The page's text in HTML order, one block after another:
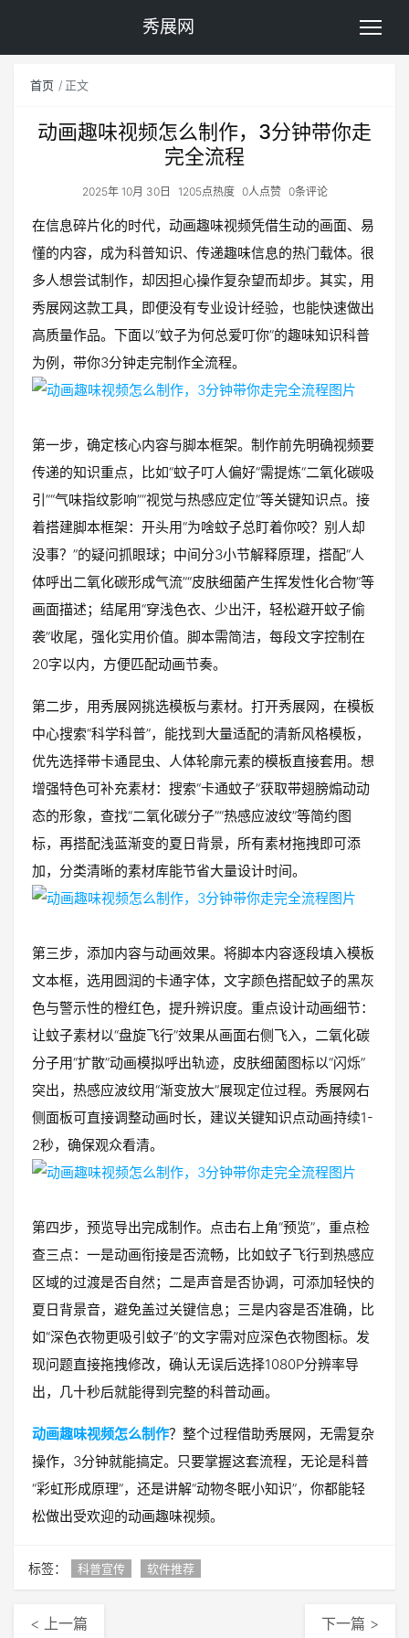
秀展网
首页 正文
动画趣味视频怎么制作，3分钟带你走
完全流程
2025年 10月 30日 1205点热度 0人点赞 0条评论
在信息碎片化的时代，动画趣味视频凭借生动的画面、易
懂的内容，成为科普知识、传递趣味信息的热门载体。很
多人想尝试制作，却因担心操作复杂望而却步。其实，用
秀展网这款工具，即便没有专业设计经验，也能快速做出
高质量作品。下面以“蚊子为何总爱叮你”的趣味知识科普
为例，带你3分钟走完制作全流程。
第一步，确定核心内容与脚本框架。制作前先明确视频要
传递的知识重点，比如“蚊子叮人偏好”需提炼“二氧化碳吸
引”“气味指纹影响”“视觉与热感应定位”等关键知识点。接
着搭建脚本框架：开头用“为啥蚊子总盯着你咬？别人却
没事？”的疑问抓眼球；中间分3小节解释原理，搭配“人
体呼出二氧化碳形成气流”“皮肤细菌产生挥发性化合物”等
画面描述；结尾用“穿浅色衣、少出汗，轻松避开蚊子偷
袭”收尾，强化实用价值。脚本需简洁，每段文字控制在
20字以内，方便匹配动画节奏。
第二步，用秀展网挑选模板与素材。打开秀展网，在模板
中心搜索“科学科普”，能找到大量适配的清新风格模板，
优先选择带卡通昆虫、人体轮廓元素的模板直接套用。想
增强特色可补充素材：搜索“卡通蚊子”获取带翅膀煽动动
态的形象，查找“二氧化碳分子”“热感应波纹”等简约图
标，再搭配浅蓝渐变的夏日背景，所有素材拖拽即可添
加，分类清晰的素材库能节省大量设计时间。
第三步，添加内容与动画效果。将脚本内容逐段填入模板
文本框，选用圆润的卡通字体，文字颜色搭配蚊子的黑灰
色与警示性的橙红色，提升辨识度。重点设计动画细节：
让蚊子素材以“盘旋飞行”效果从画面右侧飞入，二氧化碳
分子用“扩散”动画模拟呼出轨迹，皮肤细菌图标以“闪烁”
突出，热感应波纹用“渐变放大”展现定位过程。秀展网右
侧面板可直接调整动画时长，建议关键知识点动画持续1-
2秒，确保观众看清。
第四步，预览导出完成制作。点击右上角“预览”，重点检
查三点：一是动画衔接是否流畅，比如蚊子飞行到热感应
区域的过渡是否自然；二是声音是否协调，可添加轻快的
夏日背景音，避免盖过关键信息；三是内容是否准确，比
如“深色衣物更吸引蚊子”的文字需对应深色衣物图标。发
现问题直接拖拽修改，确认无误后选择1080P分辨率导
出，几十秒后就能得到完整的科普动画。
动画趣味视频怎么制作？整个过程借助秀展网，无需复杂
操作，3分钟就能搞定。只要掌握这套流程，无论是科普
“彩虹形成原理”，还是讲解“动物冬眠小知识”，你都能轻
松做出受欢迎的动画趣味视频。
标签： 科普宣传 软件推荐
< 上一篇 下一篇 >